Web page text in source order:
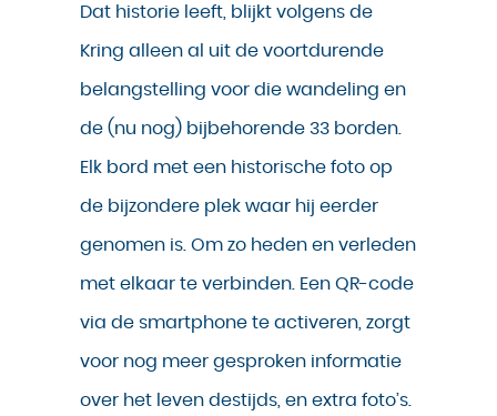
Dat historie leeft, blijkt volgens de
Kring alleen al uit de voortdurende
belangstelling voor die wandeling en
de (nu nog) bijbehorende 33 borden.
Elk bord met een historische foto op
de bijzondere plek waar hij eerder
genomen is. Om zo heden en verleden
met elkaar te verbinden. Een QR-code
via de smartphone te activeren, zorgt
voor nog meer gesproken informatie
over het leven destijds, en extra foto’s.